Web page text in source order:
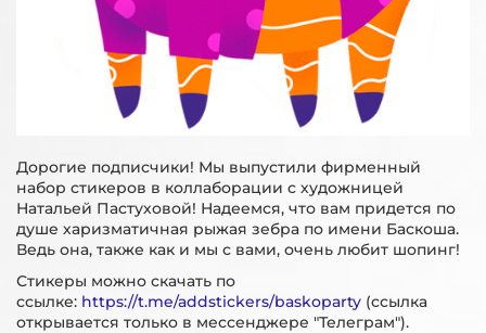
Дорогие подписчики! Мы выпустили фирменный
набор стикеров в коллаборации с художницей
Натальей Пастуховой! Надеемся, что вам придется по
душе харизматичная рыжая зебра по имени Баскоша.
Ведь она, также как и мы с вами, очень любит шопинг!
Стикеры можно скачать по
ссылке: https://t.me/addstickers/baskoparty (ссылка
открывается только в мессенджере "Телеграм").